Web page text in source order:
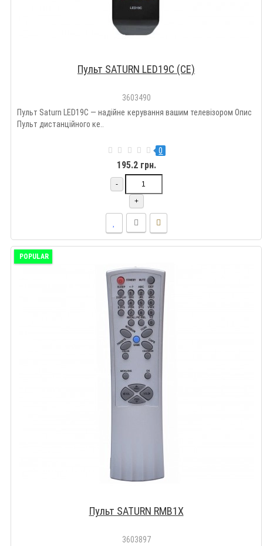
Пульт SATURN LED19C (CE)
3603490
Пульт Saturn LED19C — надійне керування вашим телевізором Опис
Пульт дистанційного ке..
0
195.2 грн.
-
+
POPULAR
Пульт SATURN RMB1X
3603897